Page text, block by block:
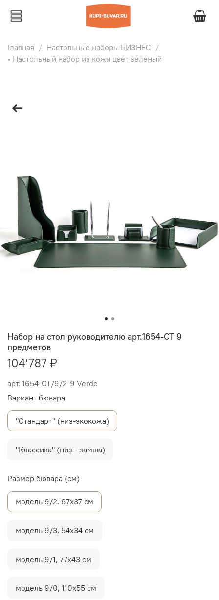
Главная
Настольные наборы БИЗНЕС
• Настольный набор из кожи цвет зеленый
арт. 1654-СТ/9/2-9 Verde
Набор на стол руководителю арт.1654-CT 9
предметов
104’787 ₽
Вариант бювара:
"Стандарт" (низ-экокожа)
"Классика" (низ - замша)
Размер бювара (см)
модель 9/2, 67х37 см
модель 9/3, 54х34 см
модель 9/1, 77х43 см
модель 9/0, 110х55 см